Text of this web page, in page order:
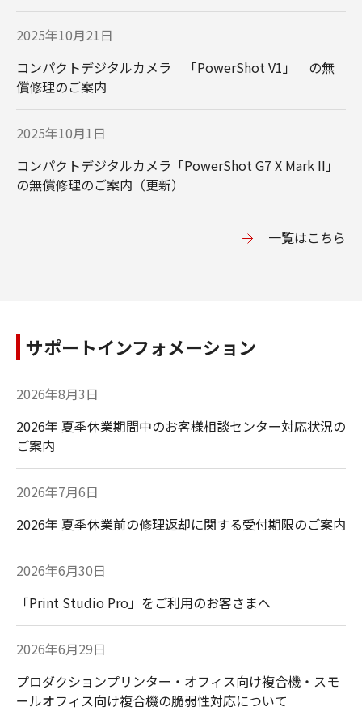
オフィス向けファク
ス（CanoFax）
クス（FAXPHONE)
RFレンズ
EFレンズ
フォト＆ムービース
フィルム一眼レフカ
カメラ（PowerShot
／IXY）
タルビデオカメラ
（iVIS／IXY DV）
2025年10月21日
コンパクトデジタルカメラ 「PowerShot V1」 の無
償修理のご案内
2025年10月1日
コンパクトデジタルカメラ「PowerShot G7 X Mark II」
の無償修理のご案内（更新）
⼀覧はこちら
サポートインフォメーション
2026年8月3日
2026年 夏季休業期間中のお客様相談センター対応状況の
ご案内
2026年7月6日
2026年 夏季休業前の修理返却に関する受付期限のご案内
2026年6月30日
「Print Studio Pro」をご利用のお客さまへ
2026年6月29日
プロダクションプリンター・オフィス向け複合機・スモ
ールオフィス向け複合機の脆弱性対応について